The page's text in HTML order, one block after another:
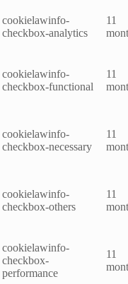
cookielawinfo-
checkbox-analytics
11
cookielawinfo-
checkbox-functional
11
cookielawinfo-
checkbox-necessary
11
cookielawinfo-
checkbox-others
11
cookielawinfo-
checkbox-
performance
11